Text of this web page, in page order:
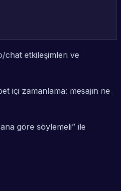
chat etkileşimleri ve
içi zamanlama: mesajın ne
göre söylemeli” ile